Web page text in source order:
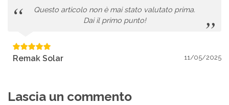
Questo articolo non è mai stato valutato prima.
Dai il primo punto!
11/05/2025
Remak Solar
Lascia un commento